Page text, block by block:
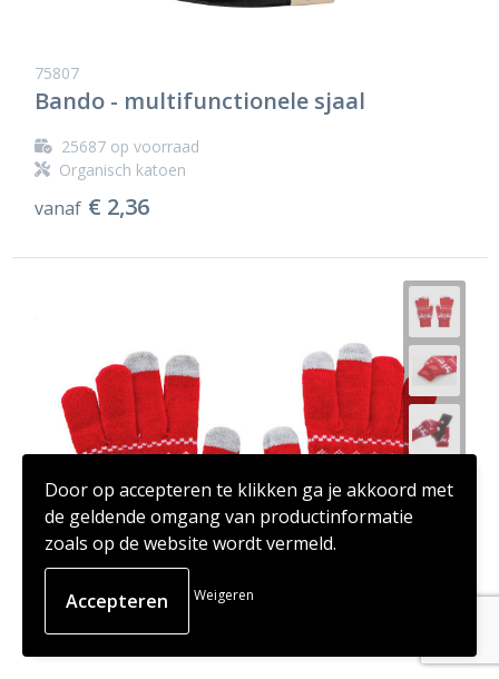
75807
Bando - multifunctionele sjaal
25687op voorraad
Organisch katoen
vanaf € 2,36
Door op accepteren te klikken ga je akkoord met
de geldende omgang van productinformatie
zoals op de website wordt vermeld.
Weigeren